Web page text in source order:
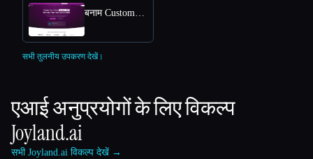
बनाम CustomGPT
सभी तुलनीय उपकरण देखें।
एआई अनुप्रयोगों के लिए विकल्प
Joyland.ai
सभी Joyland.ai विकल्प देखें →